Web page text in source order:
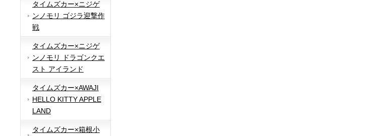
タイムズカー×ニジゲ
ンノモリ ゴジラ迎撃作
戦
タイムズカー×ニジゲ
ンノモリ ドラゴンクエ
スト アイランド
タイムズカー×AWAJI
HELLO KITTY APPLE
LAND
タイムズカー×箱根小